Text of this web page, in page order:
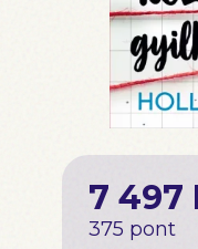
7 497
375 pont